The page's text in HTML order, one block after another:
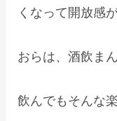
くなって開放感
おらは、酒飲ま
飲んでもそんな